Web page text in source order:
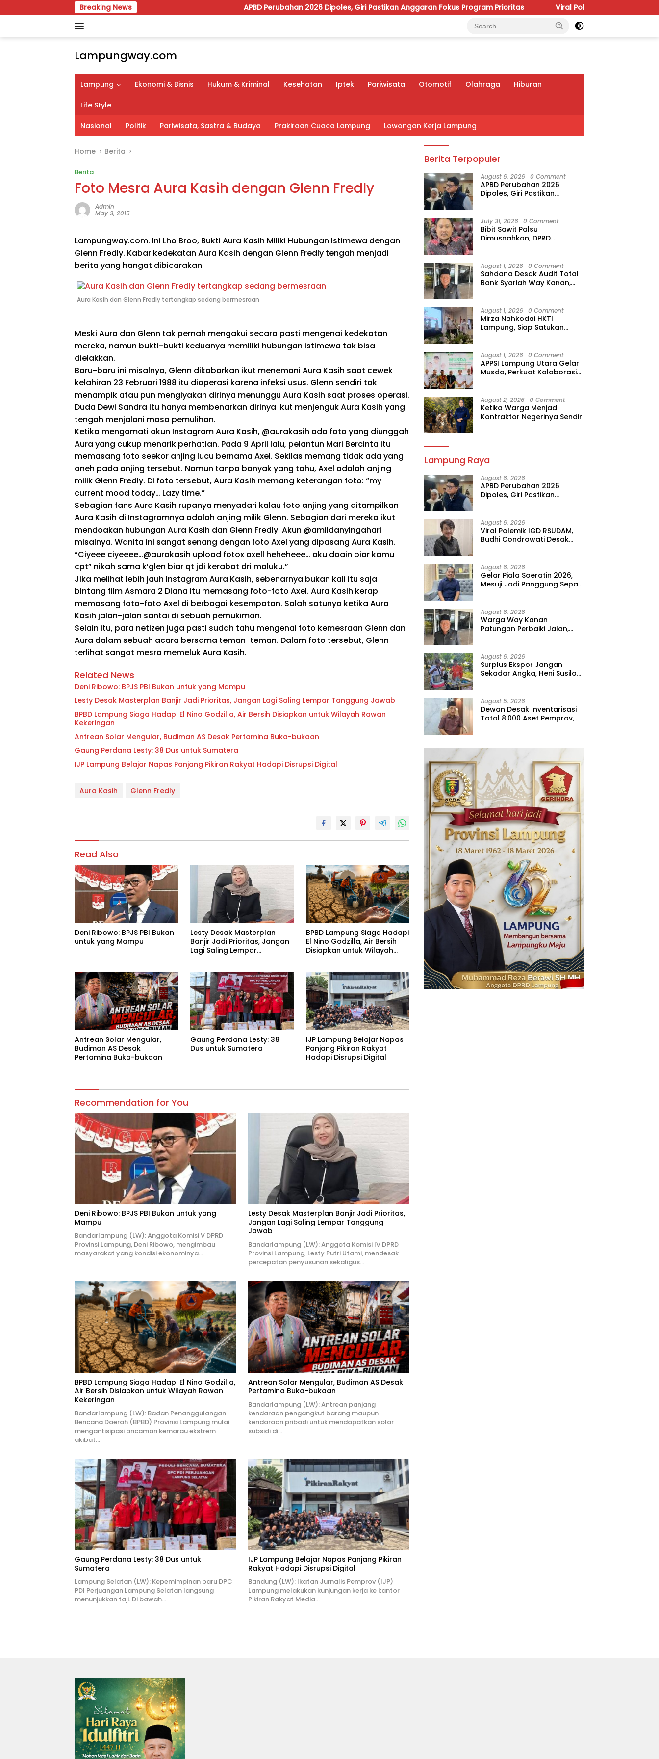
to
Breaking News APBD Perubahan 2026 Dipoles, Giri Pastikan Anggaran Fokus Program Prioritas Viral Polemik IGD RSUDAM, Budhi
Lampungway.com
Berita
Daerah
Lampung
Terpercaya
dan
Terupdate
Lampung Ekonomi & Bisnis Hukum & Kriminal Kesehatan Iptek Pariwisata Otomotif Olahraga Hiburan
Life Style
Nasional Politik Pariwisata, Sastra & Budaya Prakiraan Cuaca Lampung Lowongan Kerja Lampung
Home Berita
Berita
Foto Mesra Aura Kasih dengan Glenn Fredly
Admin
May 3, 2015
Lampungway.com. Ini Lho Broo, Bukti Aura Kasih Miliki Hubungan Istimewa dengan
Glenn Fredly. Kabar kedekatan Aura Kasih dengan Glenn Fredly tengah menjadi
berita yang hangat dibicarakan.
Aura Kasih dan Glenn Fredly tertangkap sedang bermesraan
Meski Aura dan Glenn tak pernah mengakui secara pasti mengenai kedekatan
mereka, namun bukti-bukti keduanya memiliki hubungan istimewa tak bisa
dielakkan.
Baru-baru ini misalnya, Glenn dikabarkan ikut menemani Aura Kasih saat cewek
kelahiran 23 Februari 1988 itu dioperasi karena infeksi usus. Glenn sendiri tak
menampik atau pun mengiyakan dirinya menunggu Aura Kasih saat proses operasi.
Duda Dewi Sandra itu hanya membenarkan dirinya ikut menjenguk Aura Kasih yang
tengah menjalani masa pemulihan.
Ketika mengamati akun Instagram Aura Kasih, @aurakasih ada foto yang diunggah
Aura yang cukup menarik perhatian. Pada 9 April lalu, pelantun Mari Bercinta itu
memasang foto seekor anjing lucu bernama Axel. Sekilas memang tidak ada yang
aneh pada anjing tersebut. Namun tanpa banyak yang tahu, Axel adalah anjing
milik Glenn Fredly. Di foto tersebut, Aura Kasih memang keterangan foto: “my
current mood today… Lazy time.”
Sebagian fans Aura Kasih rupanya menyadari kalau foto anjing yang ditampilkan
Aura Kasih di Instagramnya adalah anjing milik Glenn. Sebagian dari mereka ikut
mendoakan hubungan Aura Kasih dan Glenn Fredly. Akun @amildanyingahari
misalnya. Wanita ini sangat senang dengan foto Axel yang dipasang Aura Kasih.
“Ciyeee ciyeeee…@aurakasih upload fotox axell heheheee… aku doain biar kamu
cpt” nikah sama k’glen biar qt jdi kerabat dri maluku.”
Jika melihat lebih jauh Instagram Aura Kasih, sebenarnya bukan kali itu saja
bintang film Asmara 2 Diana itu memasang foto-foto Axel. Aura Kasih kerap
memasang foto-foto Axel di berbagai kesempatan. Salah satunya ketika Aura
Kasih jalan-jalan santai di sebuah pemukiman.
Selain itu, para netizen juga pasti sudah tahu mengenai foto kemesraan Glenn dan
Aura dalam sebuah acara bersama teman-teman. Dalam foto tersebut, Glenn
terlihat sangat mesra memeluk Aura Kasih.
Related News
Deni Ribowo: BPJS PBI Bukan untuk yang Mampu
Lesty Desak Masterplan Banjir Jadi Prioritas, Jangan Lagi Saling Lempar Tanggung Jawab
BPBD Lampung Siaga Hadapi El Nino Godzilla, Air Bersih Disiapkan untuk Wilayah Rawan
Kekeringan
Antrean Solar Mengular, Budiman AS Desak Pertamina Buka-bukaan
Gaung Perdana Lesty: 38 Dus untuk Sumatera
IJP Lampung Belajar Napas Panjang Pikiran Rakyat Hadapi Disrupsi Digital
Aura Kasih Glenn Fredly
Read Also
Deni Ribowo: BPJS PBI Bukan
untuk yang Mampu
Lesty Desak Masterplan
Banjir Jadi Prioritas, Jangan
Lagi Saling Lempar
BPBD Lampung Siaga Hadapi
El Nino Godzilla, Air Bersih
Disiapkan untuk Wilayah
Antrean Solar Mengular,
Budiman AS Desak
Pertamina Buka-bukaan
Gaung Perdana Lesty: 38
Dus untuk Sumatera
IJP Lampung Belajar Napas
Panjang Pikiran Rakyat
Hadapi Disrupsi Digital
Recommendation for You
Deni Ribowo: BPJS PBI Bukan untuk yang
Mampu
Bandarlampung (LW): Anggota Komisi V DPRD
Provinsi Lampung, Deni Ribowo, mengimbau
masyarakat yang kondisi ekonominya…
Lesty Desak Masterplan Banjir Jadi Prioritas,
Jangan Lagi Saling Lempar Tanggung
Jawab
Bandarlampung (LW): Anggota Komisi IV DPRD
Provinsi Lampung, Lesty Putri Utami, mendesak
percepatan penyusunan sekaligus…
BPBD Lampung Siaga Hadapi El Nino Godzilla,
Air Bersih Disiapkan untuk Wilayah Rawan
Kekeringan
Bandarlampung (LW): Badan Penanggulangan
Bencana Daerah (BPBD) Provinsi Lampung mulai
mengantisipasi ancaman kemarau ekstrem
akibat…
Antrean Solar Mengular, Budiman AS Desak
Pertamina Buka-bukaan
Bandarlampung (LW): Antrean panjang
kendaraan pengangkut barang maupun
kendaraan pribadi untuk mendapatkan solar
subsidi di…
Gaung Perdana Lesty: 38 Dus untuk
Sumatera
Lampung Selatan (LW): Kepemimpinan baru DPC
PDI Perjuangan Lampung Selatan langsung
menunjukkan taji. Di bawah…
IJP Lampung Belajar Napas Panjang Pikiran
Rakyat Hadapi Disrupsi Digital
Bandung (LW): Ikatan Jurnalis Pemprov (IJP)
Lampung melakukan kunjungan kerja ke kantor
Pikiran Rakyat Media…
Berita Terpopuler
August 6, 2026 0 Comment
APBD Perubahan 2026
Dipoles, Giri Pastikan
July 31, 2026 0 Comment
Bibit Sawit Palsu
Dimusnahkan, DPRD
August 1, 2026 0 Comment
Sahdana Desak Audit Total
Bank Syariah Way Kanan,
August 1, 2026 0 Comment
Mirza Nahkodai HKTI
Lampung, Siap Satukan
August 1, 2026 0 Comment
APPSI Lampung Utara Gelar
Musda, Perkuat Kolaborasi
Bermartabat
August 2, 2026 0 Comment
Ketika Warga Menjadi
Kontraktor Negerinya Sendiri
Lampung Raya
August 6, 2026
APBD Perubahan 2026
Dipoles, Giri Pastikan
August 6, 2026
Viral Polemik IGD RSUDAM,
Budhi Condrowati Desak
August 6, 2026
Gelar Piala Soeratin 2026,
Mesuji Jadi Panggung Sepak
August 6, 2026
Warga Way Kanan
Patungan Perbaiki Jalan,
August 6, 2026
Surplus Ekspor Jangan
Sekadar Angka, Heni Susilo
August 5, 2026
Dewan Desak Inventarisasi
Total 8.000 Aset Pemprov,